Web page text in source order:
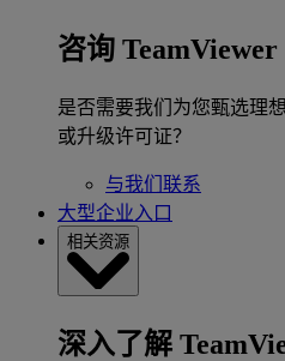
咨询
是否需要我们为您甄选理
或升级许可证？
与我们联系
大型企业入口
相关资源
深入了解